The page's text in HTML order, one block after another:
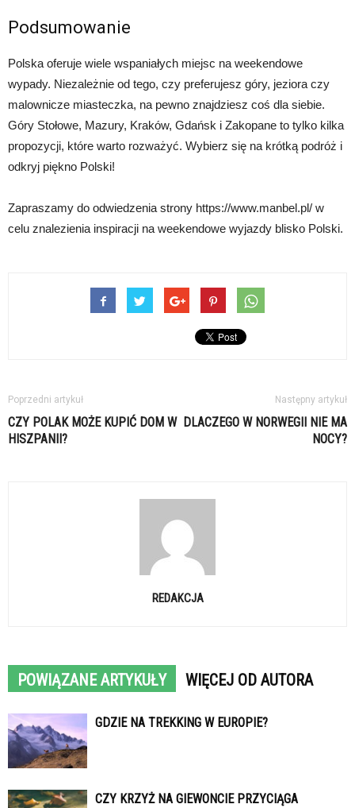
Podsumowanie
Polska oferuje wiele wspaniałych miejsc na weekendowe
wypady. Niezależnie od tego, czy preferujesz góry, jeziora czy
malownicze miasteczka, na pewno znajdziesz coś dla siebie.
Góry Stołowe, Mazury, Kraków, Gdańsk i Zakopane to tylko kilka
propozycji, które warto rozważyć. Wybierz się na krótką podróż i
odkryj piękno Polski!
Zapraszamy do odwiedzenia strony https://www.manbel.pl/ w
celu znalezienia inspiracji na weekendowe wyjazdy blisko Polski.
Poprzedni artykuł
CZY POLAK MOŻE KUPIĆ DOM W
HISZPANII?
Następny artykuł
DLACZEGO W NORWEGII NIE MA
NOCY?
REDAKCJA
POWIĄZANE ARTYKUŁY WIĘCEJ OD AUTORA
GDZIE NA TREKKING W EUROPIE?
CZY KRZYŻ NA GIEWONCIE PRZYCIĄGA